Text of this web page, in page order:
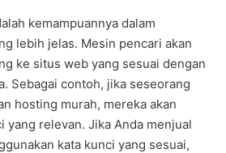
kemampuannya dalam
lebih jelas. Mesin pencari akan
ke situs web yang sesuai dengan
Sebagai contoh, jika seseorang
hosting murah, mereka akan
yang relevan. Jika Anda menjual
kata kunci yang sesuai,